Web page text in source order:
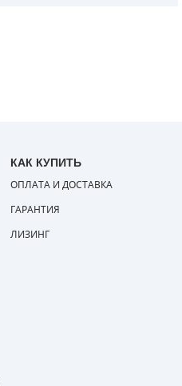
КАК КУПИТЬ
ОПЛАТА И ДОСТАВКА
ГАРАНТИЯ
ЛИЗИНГ